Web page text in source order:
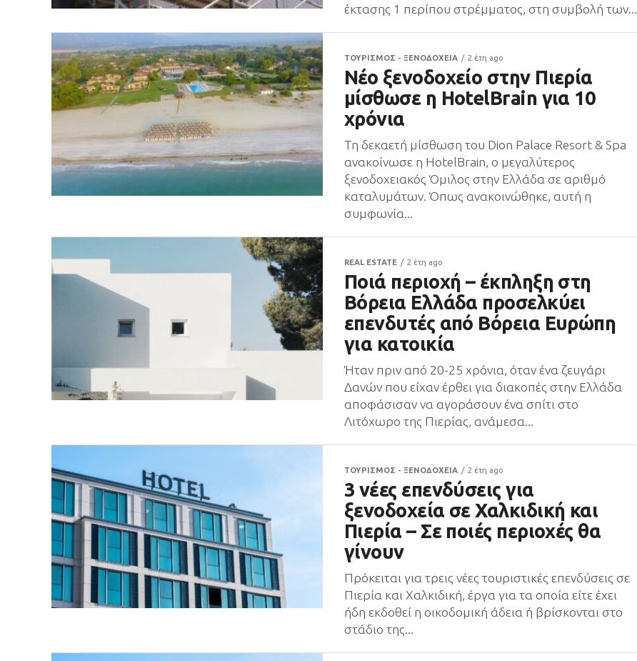
έκτασης 1 περίπου στρέμματος, στη συμβολή των...
ΤΟΥΡΙΣΜΟΣ - ΞΕΝΟΔΟΧΕΙΑ 2 έτη ago
Νέο ξενοδοχείο στην Πιερία
μίσθωσε η HotelBrain για 10
χρόνια
Τη δεκαετή μίσθωση του Dion Palace Resort & Spa
ανακοίνωσε η HotelBrain, ο μεγαλύτερος
ξενοδοχειακός Όμιλος στην Ελλάδα σε αριθμό
καταλυμάτων. Όπως ανακοινώθηκε, αυτή η
συμφωνία...
REAL ESTATE 2 έτη ago
Ποιά περιοχή – έκπληξη στη
Βόρεια Ελλάδα προσελκύει
επενδυτές από Βόρεια Ευρώπη
για κατοικία
Ήταν πριν από 20-25 χρόνια, όταν ένα ζευγάρι
Δανών που είχαν έρθει για διακοπές στην Ελλάδα
αποφάσισαν να αγοράσουν ένα σπίτι στο
Λιτόχωρο της Πιερίας, ανάμεσα...
ΤΟΥΡΙΣΜΟΣ - ΞΕΝΟΔΟΧΕΙΑ 2 έτη ago
3 νέες επενδύσεις για
ξενοδοχεία σε Χαλκιδική και
Πιερία – Σε ποιές περιοχές θα
γίνουν
Πρόκειται για τρεις νέες τουριστικές επενδύσεις σε
Πιερία και Χαλκιδική, έργα για τα οποία είτε έχει
ήδη εκδοθεί η οικοδομική άδεια ή βρίσκονται στο
στάδιο της...